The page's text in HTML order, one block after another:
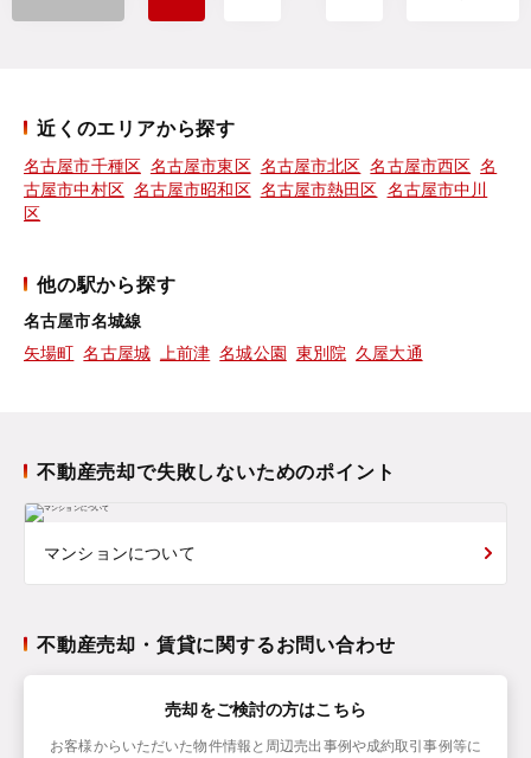
近くのエリアから探す
名古屋市千種区 名古屋市東区 名古屋市北区 名古屋市西区 名
古屋市中村区 名古屋市昭和区 名古屋市熱田区 名古屋市中川
区
他の駅から探す
名古屋市名城線
矢場町 名古屋城 上前津 名城公園 東別院 久屋大通
不動産売却で失敗しないためのポイント
マンションについて
不動産売却・賃貸に関するお問い合わせ
売却をご検討の方はこちら
お客様からいただいた物件情報と周辺売出事例や成約取引事例等に